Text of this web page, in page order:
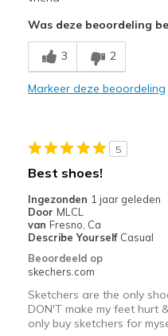
Comfortable
Stylish
Beste toepassingen
Width
Sizing
Was deze beoordeling
3 2
Markeer deze beoordeling
5
Best shoes!
Ingezonden 1 jaar geleden
Door MLCL
van Fresno, Ca
Describe Yourself Casual
Beoordeeld op
skechers.com
Sketchers are the only
DON'T make my feet hurt
only buy sketchers for